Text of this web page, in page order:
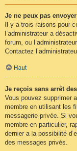
Je ne peux pas
Il y a trois raisons pour
l’administrateur a
forum, ou
Contactez
Haut
Je reçois sans arrêt
Vous pouvez supprimer
membre en utilisant les
messagerie privée. Si
membre en particulier,
dernier a la possibilité
des messages privés.